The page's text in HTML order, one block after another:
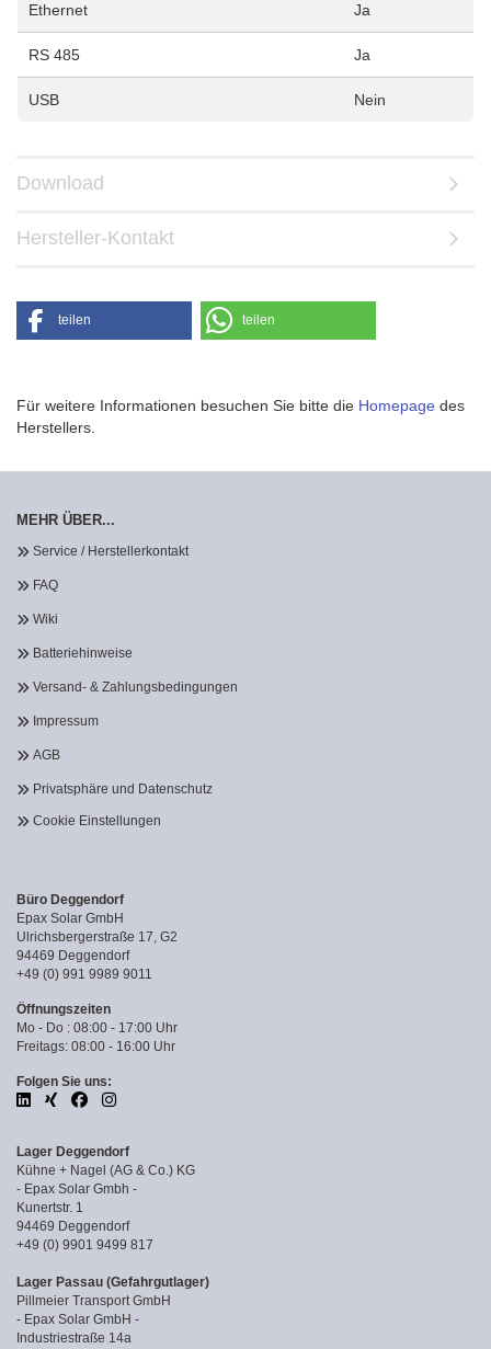
Ethernet Ja
RS 485 Ja
USB Nein
Download
Hersteller-Kontakt
teilen teilen
Für weitere Informationen besuchen Sie bitte die Homepage des
Herstellers.
MEHR ÜBER...
Service / Herstellerkontakt
FAQ
Wiki
Batteriehinweise
Versand- & Zahlungsbedingungen
Impressum
AGB
Privatsphäre und Datenschutz
Cookie Einstellungen
Büro Deggendorf
Epax Solar GmbH
Ulrichsbergerstraße 17, G2
94469 Deggendorf
+49 (0) 991 9989 9011
Öffnungszeiten
Mo - Do : 08:00 - 17:00 Uhr
Freitags: 08:00 - 16:00 Uhr
Folgen Sie uns:
Lager Deggendorf
Kühne + Nagel (AG & Co.) KG
- Epax Solar Gmbh -
Kunertstr. 1
94469 Deggendorf
+49 (0) 9901 9499 817
Lager Passau (Gefahrgutlager)
Pillmeier Transport GmbH
- Epax Solar GmbH -
Industriestraße 14a